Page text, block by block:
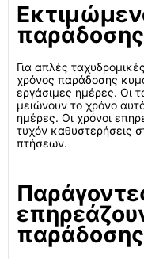
παράδοσης
Για απλές
χρόνος παράδοσης
εργάσιμες ημέρες. Οι
μειώνουν το χρόνο
ημέρες. Οι χρόνοι
τυχόν καθυστερήσεις
πτήσεων.
παράδοσης